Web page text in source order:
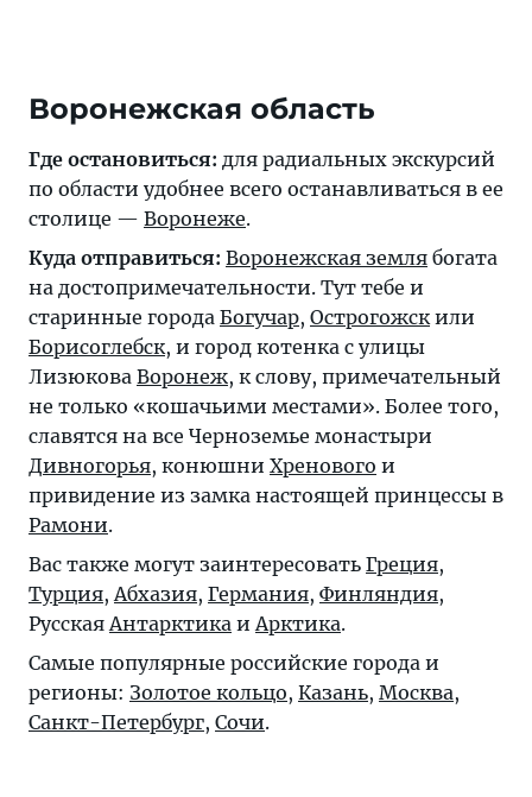
Воронежская область
Где остановиться: для радиальных экскурсий
по области удобнее всего останавливаться в ее
столице — Воронеже.
Куда отправиться: Воронежская земля богата
на достопримечательности. Тут тебе и
старинные города Богучар, Острогожскили
Борисоглебск, и город котенка с улицы
Лизюкова Воронеж, к слову, примечательный
не только «кошачьими местами». Более того,
славятся на все Черноземье монастыри
Дивногорья, конюшни Хренового и
привидение из замка настоящей принцессы в
Рамони.
Вас также могут заинтересовать Греция,
Турция,Абхазия, Германия, Финляндия,
РусскаяАнтарктика иАрктика.
Самые популярные российские города и
регионы: Золотое кольцо, Казань, Москва,
Санкт-Петербург, Сочи.